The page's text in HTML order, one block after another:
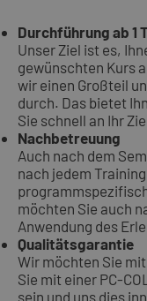
Durchführung ab 1
Unser Ziel ist es,
gewünschten Kurs
wir einen Großteil
durch. Das bietet
Sie schnell an Ihr
Nachbetreuung
Auch nach dem
nach jedem
möchten Sie auch
Anwendung des
Qualitätsgarantie
Wir möchten Sie
Sie mit einer PC-
sein und uns dies